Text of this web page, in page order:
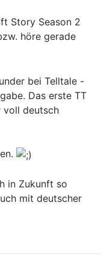
Story Season 2
höre gerade
bei Telltale -
Das erste TT
voll deutsch
in Zukunft so
mit deutscher